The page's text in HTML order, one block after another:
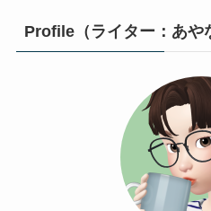
Profile（ライター：あや